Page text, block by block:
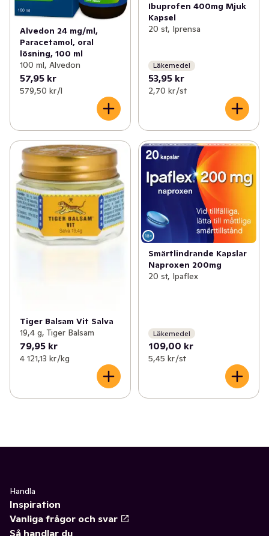
✓ (163)
✓ Hårvård (169)
✓ Intim och underliv
✓ Ansiktsvård
(48)
✓ Förkylning (5)
✓ Vitaminer och kosttillskott
✓ Åldersgräns 18+ receptfria läkemedel (46)
✓ Ögon och öron (1)
✓ Värk och feber hos barn
✓ Nässpray och näsdroppar
✓ Ont i halsen
Alvedon 24 mg/ml,
Paracetamol, oral
lösning, 100 ml
100 ml, Alvedon
57,95 kr
579,50 kr /l
Ibuprofen 400mg Mjuk
Kapsel
20 st, Iprensa
Läkemedel
53,95 kr
2,70 kr /st
Tiger Balsam Vit Salva
19,4 g, Tiger Balsam
79,95 kr
4 121,13 kr /kg
Smärtlindrande Kapslar
Naproxen 200mg
20 st, Ipaflex
Läkemedel
109,00 kr
5,45 kr /st
Handla
Inspiration
Vanliga frågor och svar
Så handlar du